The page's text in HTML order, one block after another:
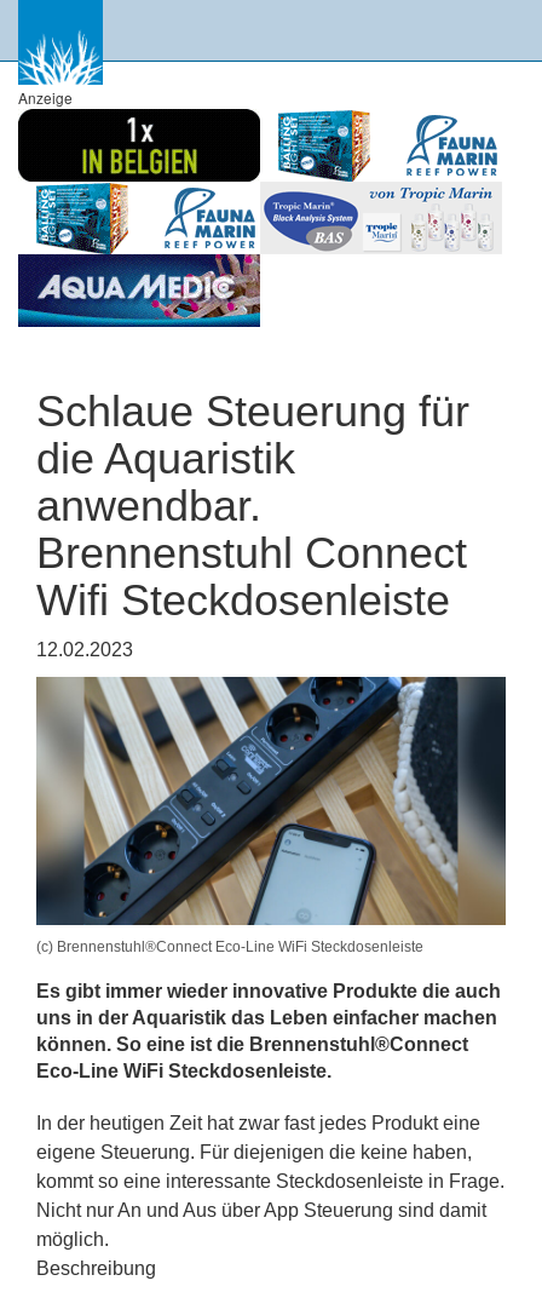
Anzeige
Schlaue Steuerung für
die Aquaristik
anwendbar.
Brennenstuhl Connect
Wifi Steckdosenleiste
12.02.2023
(c) Brennenstuhl®Connect Eco-Line WiFi Steckdosenleiste
Es gibt immer wieder innovative Produkte die auch
uns in der Aquaristik das Leben einfacher machen
können. So eine ist die Brennenstuhl®Connect
Eco-Line WiFi Steckdosenleiste.
In der heutigen Zeit hat zwar fast jedes Produkt eine
eigene Steuerung. Für diejenigen die keine haben,
kommt so eine interessante Steckdosenleiste in Frage.
Nicht nur An und Aus über App Steuerung sind damit
möglich.
Beschreibung